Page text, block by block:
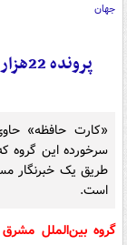
جهان
«کارت حافظه»
سرخورده این گروه
طریق یک خبرنگار
است.
گروه بین‌الملل مشرق